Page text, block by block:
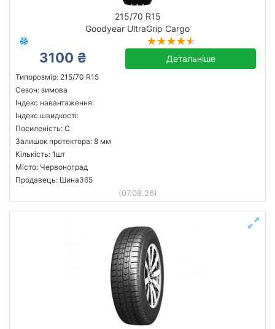
215/70 R15
Goodyear UltraGrip Cargo
3100 ₴ Детальніше
Типорозмір: 215/70 R15
Сезон: зимова
Індекс навантаження:
Індекс швидкості:
Посиленість: C
Залишок протектора: 8 мм
Кількість: 1шт
Місто: Червоноград
Продавець: Шина365
(07.08.26)